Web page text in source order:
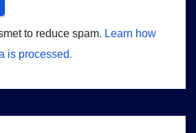
to reduce spam. Learn how
is processed.